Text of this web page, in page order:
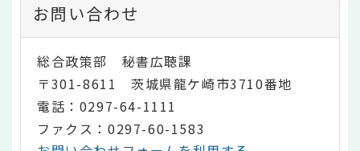
お問い合わせ
総合政策部 秘書広聴課
〒301-8611 茨城県龍ケ崎市3710番地
電話：0297-64-1111
ファクス：0297-60-1583